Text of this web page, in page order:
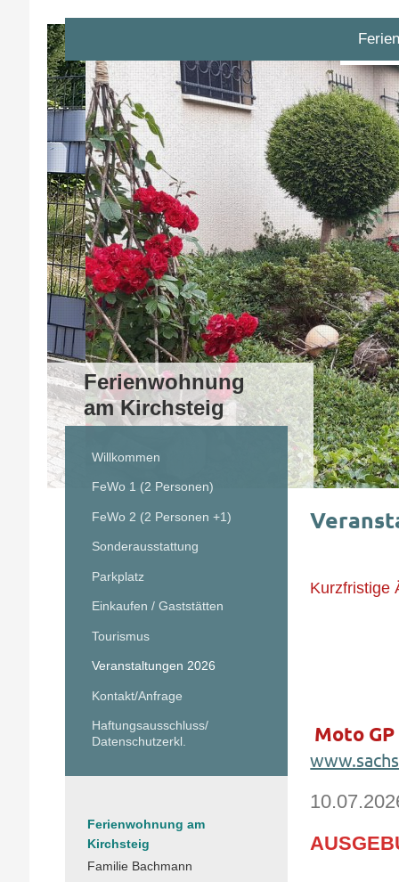
Ferienwohnung
am Kirchsteig
Kurzfristige
Moto GP
Willkommen
FeWo 1 (2 Personen)
FeWo 2 (2 Personen +1)
Sonderausstattung
Parkplatz
Einkaufen / Gaststätten
Tourismus
Veranstaltungen 2026
Kontakt/Anfrage
Haftungsausschluss/
Datenschutzerkl.
Ferienwohnung am
Kirchsteig
Familie Bachmann